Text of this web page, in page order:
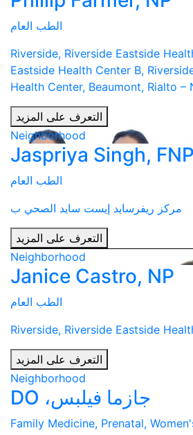
الطب العام
Riverside, Riverside Eastside
Eastside Health Center B,
Health Center, Beaumont, Rialto –
التعرف على المزيد
Neighborhood
Jaspriya Singh, FNP
الطب العام
مركز ريفرسايد إيست سايد الصحي ب
التعرف على المزيد
Neighborhood
Janice Castro, NP
الطب العام
Riverside, Riverside Eastside
التعرف على المزيد
Neighborhood
جازما فيلبس، DO
Family Medicine, Prenatal,